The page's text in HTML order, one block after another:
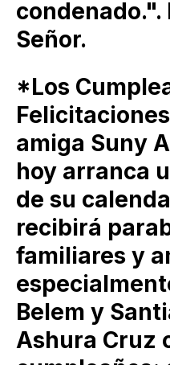
condenado.".
Señor.
*Los
amiga Suny
hoy arranca
de su
recibirá
familiares y
Belem y
Ashura Cruz